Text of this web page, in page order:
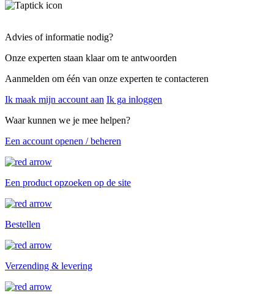
Advies of informatie nodig?
Onze experten staan klaar om te antwoorden
Aanmelden om één van onze experten te contacteren
Ik maak mijn account aan Ik ga inloggen
Waar kunnen we je mee helpen?
Een account openen / beheren
Een product opzoeken op de site
Bestellen
Verzending & levering